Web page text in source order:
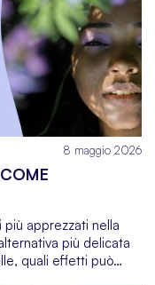
8 maggio 2026
apprezzati nella
più delicata
quali effetti può